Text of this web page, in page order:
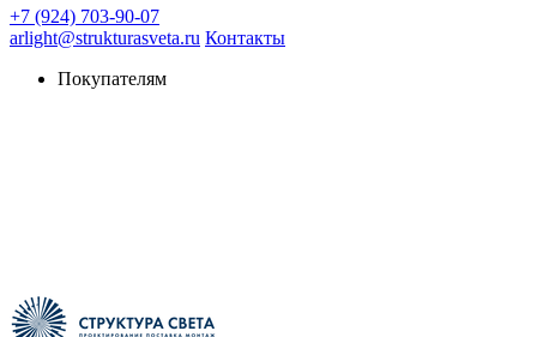
+7 (924) 703-90-07
arlight@strukturasveta.ru Контакты
Покупателям